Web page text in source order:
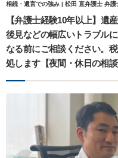
相続・遺言での強み | 松田 直弁護士 弁
【弁護士経験10年以上】遺
後見などの幅広いトラブル
なる前にご相談ください。
処します【夜間・休日の相